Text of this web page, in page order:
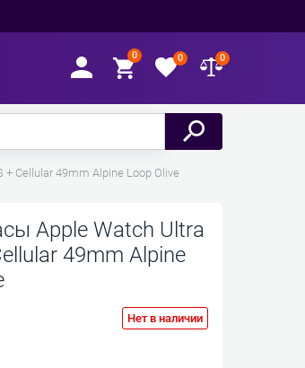
0 0 0
Cellular 49mm Alpine Loop Olive
Apple Watch Ultra
49mm Alpine
Нет в наличии